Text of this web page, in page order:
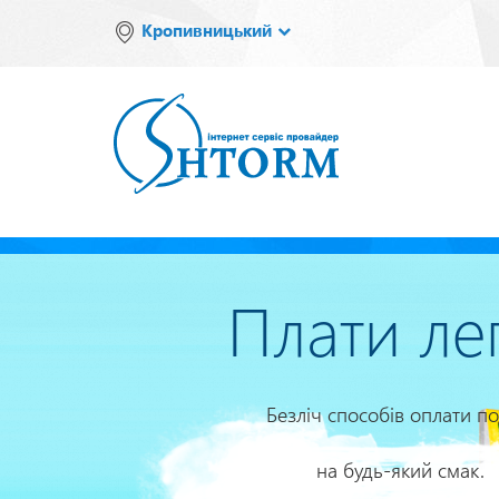
Кропивницький
Плати
Безліч способів оплати
на будь-який смак.